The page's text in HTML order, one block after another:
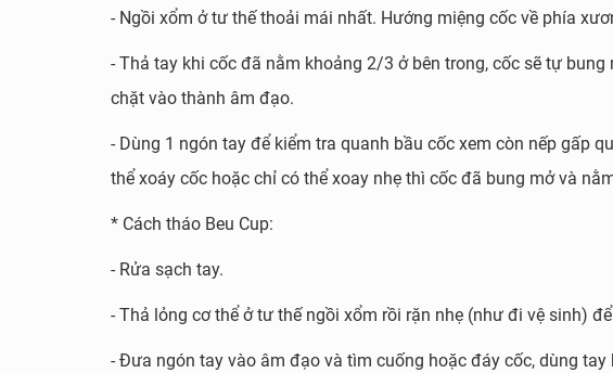
- Ngồi xổm ở tư thế thoải mái nhất. Hướng miệng cốc về phía
- Thả tay khi cốc đã nằm khoảng 2/3 ở bên trong, cốc sẽ tự
chặt vào thành âm đạo.
- Dùng 1 ngón tay để kiểm tra quanh bầu cốc xem còn nếp gấp
thể xoáy cốc hoặc chỉ có thể xoay nhẹ thì cốc đã bung mở và
* Cách tháo Beu Cup:
- Rửa sạch tay.
- Thả lỏng cơ thể ở tư thế ngồi xổm rồi rặn nhẹ (như đi vệ sinh)
- Đưa ngón tay vào âm đạo và tìm cuống hoặc đáy cốc, dùng